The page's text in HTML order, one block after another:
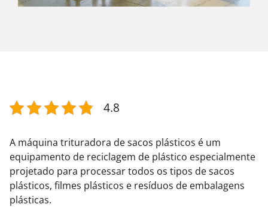
4.8
A máquina trituradora de sacos plásticos é um
equipamento de reciclagem de plástico especialmente
projetado para processar todos os tipos de sacos
plásticos, filmes plásticos e resíduos de embalagens
plásticas.